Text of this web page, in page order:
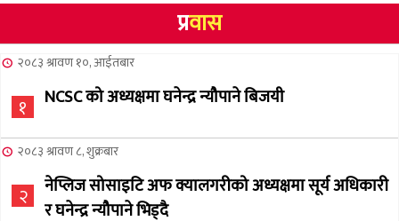
प्रवास
२०८३ श्रावण १०, आईतबार
१ NCSC को अध्यक्षमा घनेन्द्र न्यौपाने बिजयी
२०८३ श्रावण ८, शुक्रबार
२
नेप्लिज सोसाइटि अफ क्यालगरीको अध्यक्षमा सूर्य अधिकारी
र घनेन्द्र न्यौपाने भिड्दै